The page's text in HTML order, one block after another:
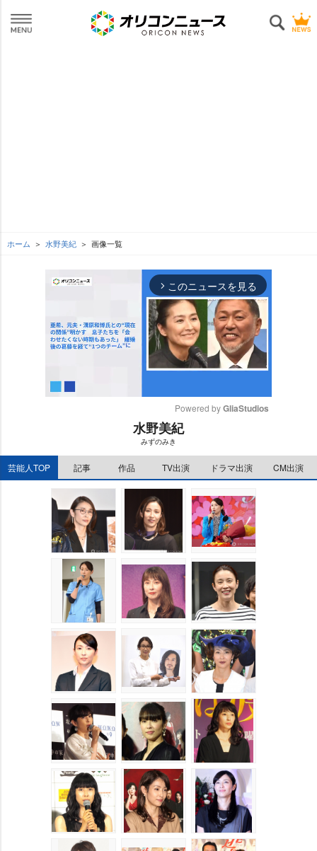
ホーム 水野美紀 画像一覧
arrow_forward_ios このニュースを見る
t
e
Powered by GliaStudios
水野美紀
みずのみき
芸能人TOP 記事 作品 TV出演 ドラマ出演 CM出演